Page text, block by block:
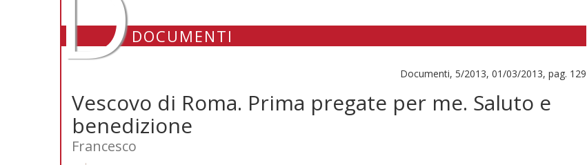
DOCUMENTI
Documenti, 5/2013, 01/03/2013, pag. 129
Vescovo di Roma. Prima pregate per me. Saluto e
benedizione
Francesco